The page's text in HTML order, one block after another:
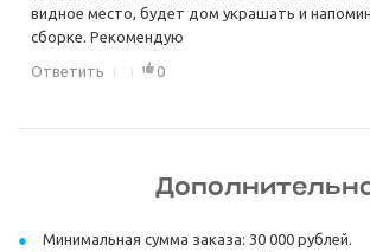
видное место, будет дом украшать и
сборке. Рекомендую
Ответить 0
Минимальная сумма заказа: 30 000 рублей.